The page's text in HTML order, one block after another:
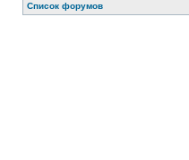
Список форумов